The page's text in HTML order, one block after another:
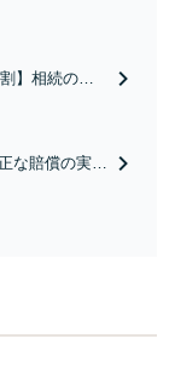
】相続の疑
します。
な賠償の実現